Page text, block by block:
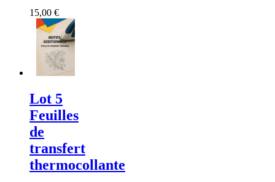
15,00 €
Lot 5
Feuilles
de
transfert
thermocollante